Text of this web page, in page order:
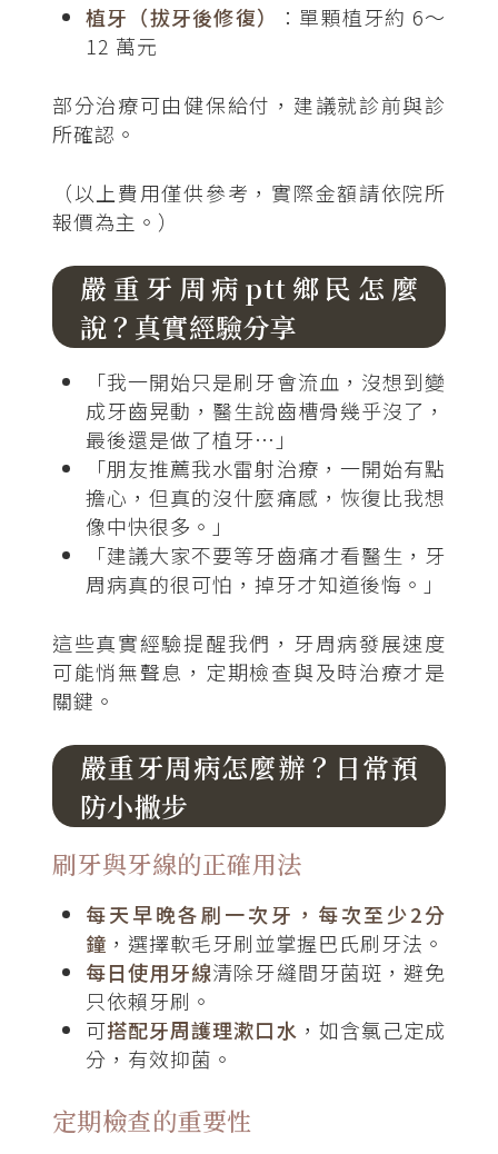
植牙（拔牙後修復）
：單顆植牙約 6～
12 萬元
部分治療可由健保給付，建議就診前與診
所確認。
（以上費用僅供參考，實際金額請依院所
報價為主。）
嚴重牙周病ptt鄉民怎麼
說？真實經驗分享
「我一開始只是刷牙會流血，沒想到變
成牙齒晃動，醫生說齒槽骨幾乎沒了，
最後還是做了植牙…」
「朋友推薦我水雷射治療，一開始有點
擔心，但真的沒什麼痛感，恢復比我想
像中快很多。」
「建議大家不要等牙齒痛才看醫生，牙
周病真的很可怕，掉牙才知道後悔。」
這些真實經驗提醒我們，牙周病發展速度
可能悄無聲息，定期檢查與及時治療才是
關鍵。
嚴重牙周病怎麼辦？日常預
防小撇步
刷牙與牙線的正確用法
每天早晚各刷一次牙，每次至少2分
鐘 ，選擇軟毛牙刷並掌握巴氏刷牙法。
每日使用牙線清除牙縫間牙菌斑，避免
只依賴牙刷。
可搭配牙周護理漱口水 ，如含氯己定成
分，有效抑菌。
定期檢查的重要性